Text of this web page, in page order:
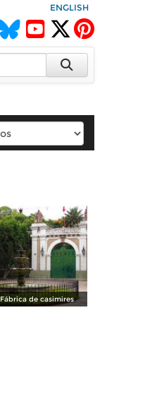
ENGLISH
Fábrica de casimires